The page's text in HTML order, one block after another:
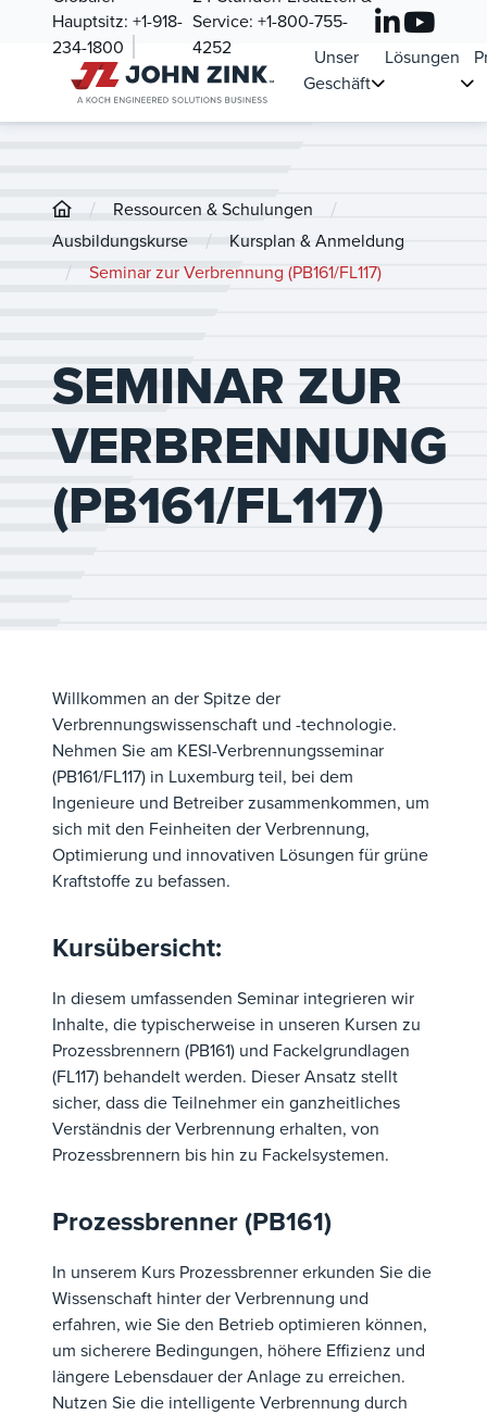
Hauptsitz: +1-918-
234-1800
Service: +1-800-755-
4252
Unser
Geschäft
Lösungen
/ Ressourcen & Schulungen /
Ausbildungskurse / Kursplan & Anmeldung
/ Seminar zur Verbrennung (PB161/FL117)
SEMINAR ZUR
VERBRENNUNG
(PB161/FL117)
Willkommen an der Spitze der
Verbrennungswissenschaft und -technologie.
Nehmen Sie am KESI-Verbrennungsseminar
(PB161/FL117) in Luxemburg teil, bei dem
Ingenieure und Betreiber zusammenkommen, um
sich mit den Feinheiten der Verbrennung,
Optimierung und innovativen Lösungen für grüne
Kraftstoffe zu befassen.
Kursübersicht:
In diesem umfassenden Seminar integrieren wir
Inhalte, die typischerweise in unseren Kursen zu
Prozessbrennern (PB161) und Fackelgrundlagen
(FL117) behandelt werden. Dieser Ansatz stellt
sicher, dass die Teilnehmer ein ganzheitliches
Verständnis der Verbrennung erhalten, von
Prozessbrennern bis hin zu Fackelsystemen.
Prozessbrenner (PB161)
In unserem Kurs Prozessbrenner erkunden Sie die
Wissenschaft hinter der Verbrennung und
erfahren, wie Sie den Betrieb optimieren können,
um sicherere Bedingungen, höhere Effizienz und
längere Lebensdauer der Anlage zu erreichen.
Nutzen Sie die intelligente Verbrennung durch